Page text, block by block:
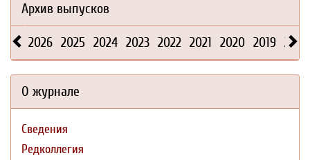
Архив выпусков
2026 2025 2024 2023 2022 2021 2020 2019 2018
О журнале
Сведения
Редколлегия